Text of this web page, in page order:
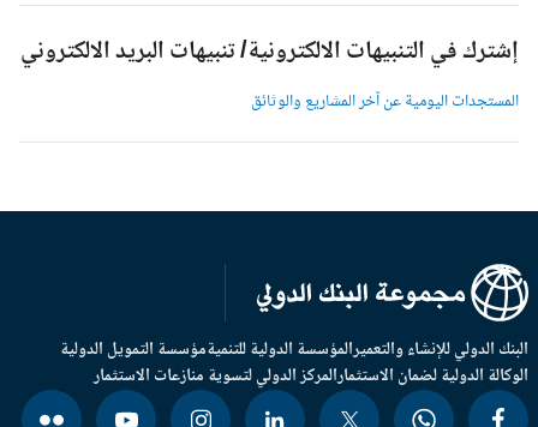
إشترك في التنبيهات الالكترونية/ تنبيهات البريد الالكتروني
المستجدات اليومية عن آخر المشاريع والوثائق
الدولي للإنشاء والتعميرالمؤسسة الدولية للتنميةمؤسسة التمويل الدولية
الدولية لضمان الاستثمارالمركز الدولي لتسوية منازعات الاستثمار